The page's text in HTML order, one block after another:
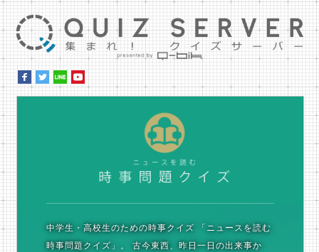
中学生・高校生のための時事クイズ 「ニュースを読む
時事問題クイズ」。
古今東西、昨日一日の出来事か